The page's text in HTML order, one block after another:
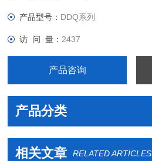
产品型号： DDQ系列
访 问 量： 2437
产品咨询
产品分类
相关文章 RELATED ARTICLES